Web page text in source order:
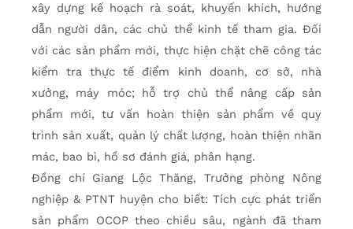
xây dựng kế hoạch rà soát, khuyến khích, hướng
dẫn người dân, các chủ thể kinh tế tham gia. Đối
với các sản phẩm mới, thực hiện chặt chẽ công tác
kiểm tra thực tế điểm kinh doanh, cơ sở, nhà
xưởng, máy móc; hỗ trợ chủ thể nâng cấp sản
phẩm mới, tư vấn hoàn thiện sản phẩm về quy
trình sản xuất, quản lý chất lượng, hoàn thiện nhãn
mác, bao bì, hồ sơ đánh giá, phân hạng.
Đồng chí Giang Lộc Thăng, Trưởng phòng Nông
nghiệp & PTNT huyện cho biết: Tích cực phát triển
sản phẩm OCOP theo chiều sâu, ngành đã tham